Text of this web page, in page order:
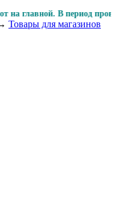
на главной. В
Товары для магазинов